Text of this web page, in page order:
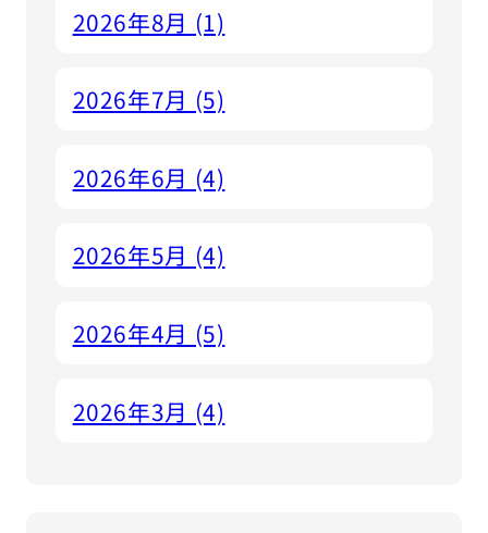
2026年8月 (1)
2026年7月 (5)
2026年6月 (4)
2026年5月 (4)
2026年4月 (5)
2026年3月 (4)